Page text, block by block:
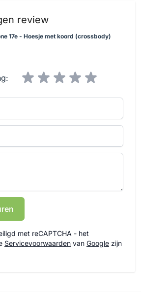
review
17e - Hoesje met koord (crossbody)
met reCAPTCHA - het
Servicevoorwaarden van Google zijn